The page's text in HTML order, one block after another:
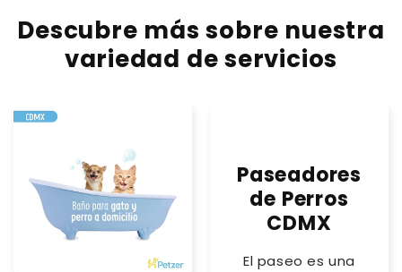
Descubre más sobre nuestra
variedad de servicios
Paseadores
de Perros
CDMX
El paseo es una